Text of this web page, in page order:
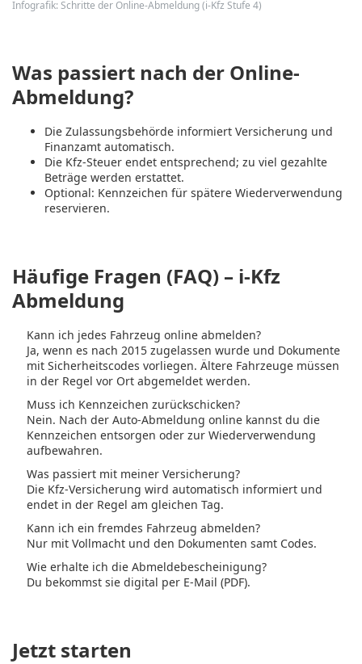
Infografik: Schritte der Online-Abmeldung (i-Kfz Stufe 4)
Was passiert nach der Online-
Abmeldung?
Die Zulassungsbehörde informiert Versicherung und
Finanzamt automatisch.
Die Kfz-Steuer endet entsprechend; zu viel gezahlte
Beträge werden erstattet.
Optional: Kennzeichen für spätere Wiederverwendung
reservieren.
Häufige Fragen (FAQ) – i-Kfz
Abmeldung
Kann ich jedes Fahrzeug online abmelden?
Ja, wenn es nach 2015 zugelassen wurde und Dokumente
mit Sicherheitscodes vorliegen. Ältere Fahrzeuge müssen
in der Regel vor Ort abgemeldet werden.
Muss ich Kennzeichen zurückschicken?
Nein. Nach der Auto-Abmeldung online kannst du die
Kennzeichen entsorgen oder zur Wiederverwendung
aufbewahren.
Was passiert mit meiner Versicherung?
Die Kfz-Versicherung wird automatisch informiert und
endet in der Regel am gleichen Tag.
Kann ich ein fremdes Fahrzeug abmelden?
Nur mit Vollmacht und den Dokumenten samt Codes.
Wie erhalte ich die Abmeldebescheinigung?
Du bekommst sie digital per E-Mail (PDF).
Jetzt starten